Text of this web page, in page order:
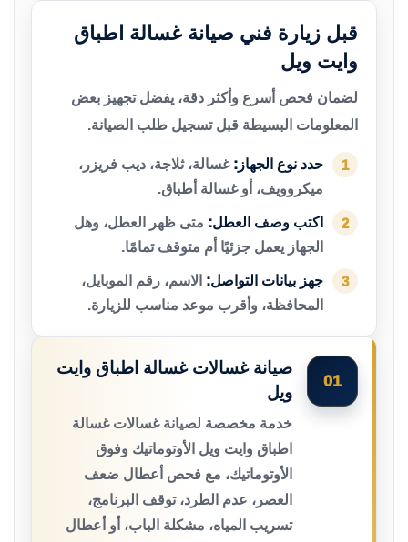
قبل زيارة فني صيانة غسالة اطباق
وايت ويل
لضمان فحص أسرع وأكثر دقة، يفضل تجهيز بعض
المعلومات البسيطة قبل تسجيل طلب الصيانة.
1 حدد نوع الجهاز: غسالة، ثلاجة، ديب فريزر،
ميكروويف، أو غسالة أطباق.
2 اكتب وصف العطل: متى ظهر العطل، وهل
الجهاز يعمل جزئيًا أم متوقف تمامًا.
3 جهز بيانات التواصل: الاسم، رقم الموبايل،
المحافظة، وأقرب موعد مناسب للزيارة.
01
صيانة غسالات غسالة اطباق وايت
ويل
خدمة مخصصة لصيانة غسالات غسالة
اطباق وايت ويل الأوتوماتيك وفوق
الأوتوماتيك، مع فحص أعطال ضعف
العصر، عدم الطرد، توقف البرنامج،
تسريب المياه، مشكلة الباب، أو أعطال